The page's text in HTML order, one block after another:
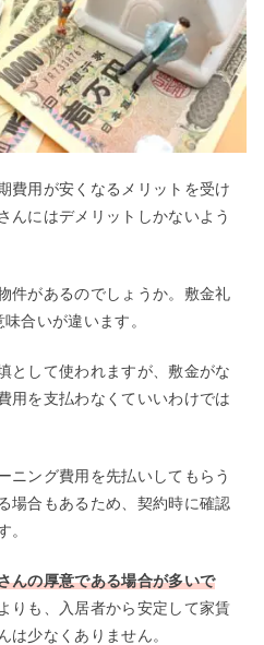
費用が安くなるメリットを受け
んにはデメリットしかないよう
件があるのでしょうか。敷金礼
合いが違います。
として使われますが、敷金がな
用を支払わなくていいわけでは
ニング費用を先払いしてもらう
場合もあるため、契約時に確認
。
んの厚意である場合が多いで
りも、入居者から安定して家賃
は少なくありません。